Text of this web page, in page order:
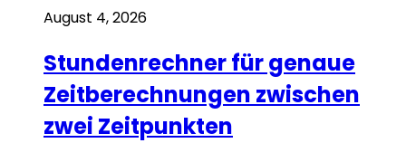
August 4, 2026
Stundenrechner für genaue
Zeitberechnungen zwischen
zwei Zeitpunkten